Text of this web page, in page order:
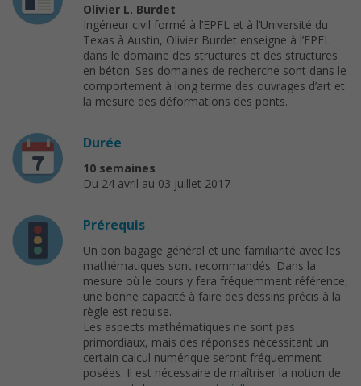
Olivier L. Burdet
Ingéneur civil formé à l’EPFL et à l’Université du
Texas à Austin, Olivier Burdet enseigne à l’EPFL
dans le domaine des structures et des structures
en béton. Ses domaines de recherche sont dans le
comportement à long terme des ouvrages d’art et
la mesure des déformations des ponts.
Durée
10 semaines
Du 24 avril au 03 juillet 2017
Prérequis
Un bon bagage général et une familiarité avec les
mathématiques sont recommandés. Dans la
mesure où le cours y fera fréquemment référence,
une bonne capacité à faire des dessins précis à la
règle est requise.
Les aspects mathématiques ne sont pas
primordiaux, mais des réponses nécessitant un
certain calcul numérique seront fréquemment
posées. Il est nécessaire de maîtriser la notion de